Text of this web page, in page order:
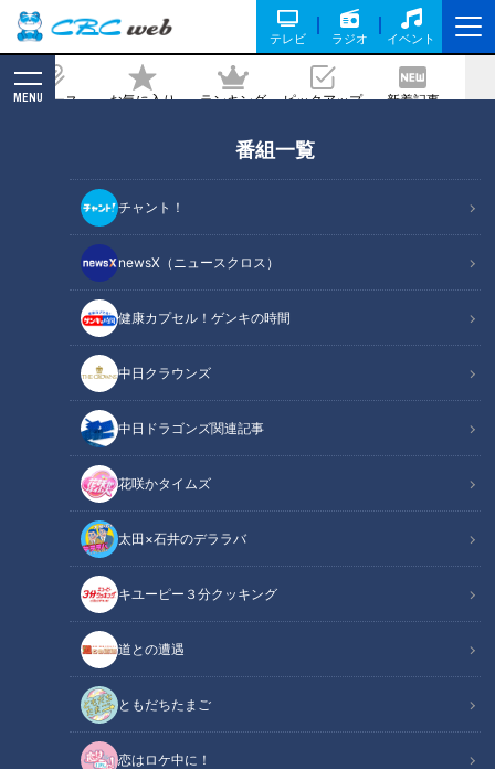
テレビ ラジオ イベント
ニュース お気に入り ランキング ピックアップ 新着記事
MENU
番組一覧
チャント！
newsX（ニュースクロス）
健康カプセル！ゲンキの時間
中日クラウンズ
中日ドラゴンズ関連記事
花咲かタイムズ
太田×石井のデララバ
キユーピー３分クッキング
道との遭遇
ともだちたまご
恋はロケ中に！
な5つの厄払いが行われる奇祭「宝光院
はだか祭」とは
記事に戻る
CBCテレビ：画像『チャント！』
この記事の画像（全8枚）